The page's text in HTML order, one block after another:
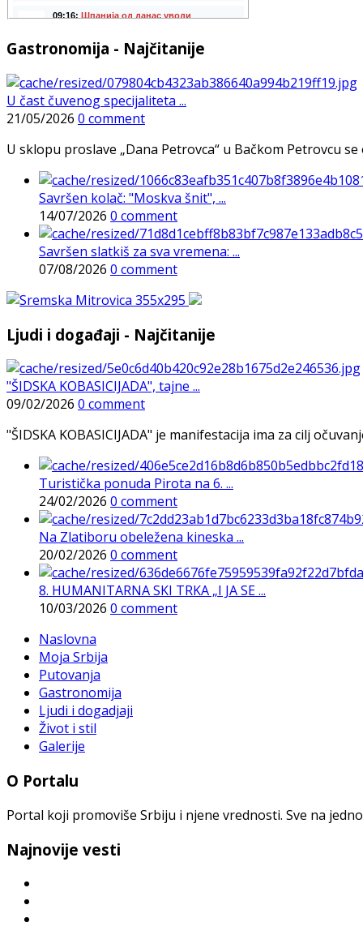
Gastronomija - Najčitanije
U čast čuvenog specijaliteta ...
21/05/2026 0 comment
U sklopu proslave „Dana Petrovca“ u Bačkom Petrovcu
Savršen kolač: "Moskva šnit", ...
14/07/2026 0 comment
Savršen slatkiš za sva vremena: ...
07/08/2026 0 comment
Ljudi i događaji - Najčitanije
"ŠIDSKA KOBASICIJADA", tajne ...
09/02/2026 0 comment
"ŠIDSKA KOBASICIJADA" je manifestacija ima za cilj
Turistička ponuda Pirota na 6. ...
24/02/2026 0 comment
Na Zlatiboru obeležena kineska ...
20/02/2026 0 comment
8. HUMANITARNA SKI TRKA „I JA SE ...
10/03/2026 0 comment
Naslovna
Moja Srbija
Putovanja
Gastronomija
Ljudi i dogadjaji
Život i stil
Galerije
O Portalu
Portal koji promoviše Srbiju i njene vrednosti. Sve na
Najnovije vesti